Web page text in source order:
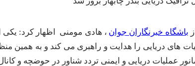
باشگاه خبرنگاران جوان ، هادی مومنی اظهار کرد: یکی
های دریایی را هدایت و راهبری می کند و به همین
عملیات دریایی و ایمنی تردد شناور در حوضچه و